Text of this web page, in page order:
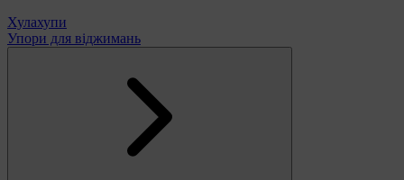
Хулахупи
Упори для віджимань